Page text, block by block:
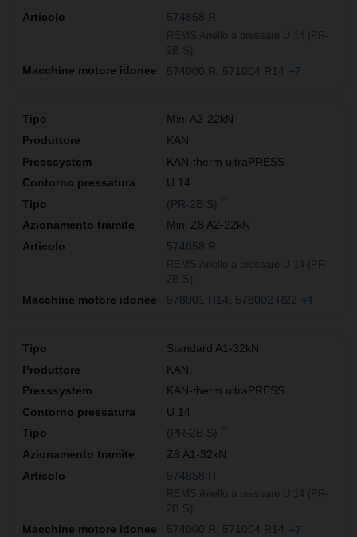
574858 R
574000 R 571004 R14 +7
Mini A2-22kN
KAN
KAN-therm ultraPRESS
U 14
(PR-2B S)
Mini Z8 A2-22kN
574858 R
578001 R14 578002 R22 +1
Standard A1-32kN
KAN
KAN-therm ultraPRESS
U 14
(PR-2B S)
Z8 A1-32kN
574858 R
574000 R 571004 R14 +7